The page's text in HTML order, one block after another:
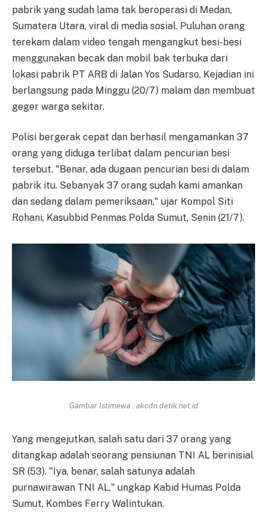
pabrik yang sudah lama tak beroperasi di Medan,
Sumatera Utara, viral di media sosial. Puluhan orang
terekam dalam video tengah mengangkut besi-besi
menggunakan becak dan mobil bak terbuka dari
lokasi pabrik PT ARB di Jalan Yos Sudarso. Kejadian ini
berlangsung pada Minggu (20/7) malam dan membuat
geger warga sekitar.
Polisi bergerak cepat dan berhasil mengamankan 37
orang yang diduga terlibat dalam pencurian besi
tersebut. "Benar, ada dugaan pencurian besi di dalam
pabrik itu. Sebanyak 37 orang sudah kami amankan
dan sedang dalam pemeriksaan," ujar Kompol Siti
Rohani, Kasubbid Penmas Polda Sumut, Senin (21/7).
Gambar Istimewa : akcdn.detik.net.id
Yang mengejutkan, salah satu dari 37 orang yang
ditangkap adalah seorang pensiunan TNI AL berinisial
SR (53). "Iya, benar, salah satunya adalah
purnawirawan TNI AL," ungkap Kabid Humas Polda
Sumut, Kombes Ferry Walintukan.